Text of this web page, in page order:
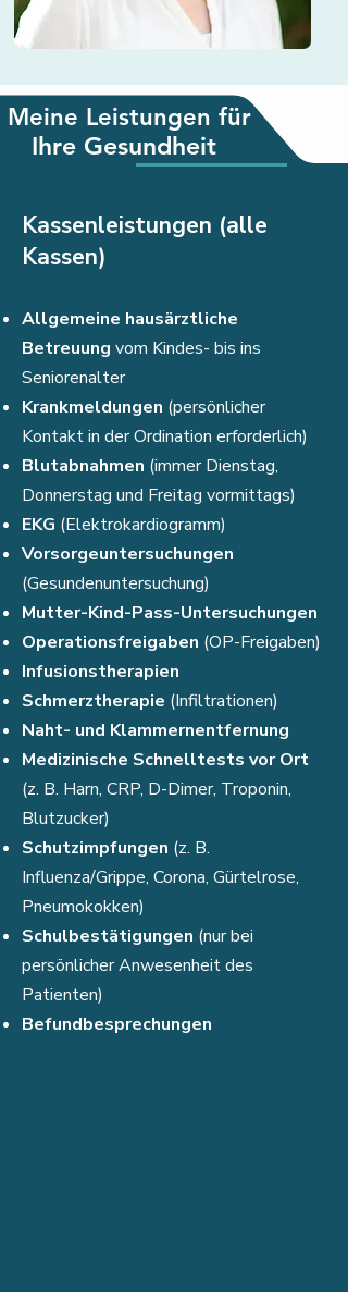
Meine Leistungen für
Ihre Gesundheit
Kassenleistungen (alle
Kassen)
Allgemeine hausärztliche
Betreuung vom Kindes- bis ins
Seniorenalter
Krankmeldungen (persönlicher
Kontakt in der Ordination erforderlich)
Blutabnahmen (immer Dienstag,
Donnerstag und Freitag vormittags)
EKG (Elektrokardiogramm)
Vorsorgeuntersuchungen
(Gesundenuntersuchung)
Mutter-Kind-Pass-Untersuchungen
Operationsfreigaben (OP-Freigaben)
Infusionstherapien
Schmerztherapie (Infiltrationen)
Naht- und Klammernentfernung
Medizinische Schnelltests vor Ort
(z. B. Harn, CRP, D-Dimer, Troponin,
Blutzucker)
Schutzimpfungen (z. B.
Influenza/Grippe, Corona, Gürtelrose,
Pneumokokken)
Schulbestätigungen (nur bei
persönlicher Anwesenheit des
Patienten)
Befundbesprechungen